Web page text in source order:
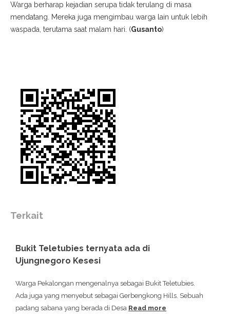
Warga berharap kejadian serupa tidak terulang di masa
mendatang. Mereka juga mengimbau warga lain untuk lebih
waspada, terutama saat malam hari. (Gusanto)
Terkait
Bukit Teletubies ternyata ada di
Ujungnegoro Kesesi
Warga Pekalongan mengenalnya sebagai Bukit Teletubies.
Ada juga yang menyebut sebagai Gerbengkong Hills. Sebuah
padang sabana yang berada di Desa Read more